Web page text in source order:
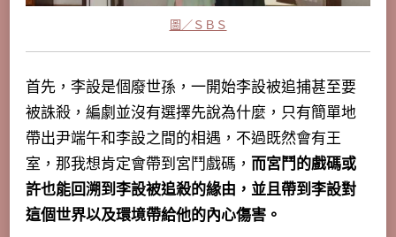
圖／ＳＢＳ
首先，李設是個廢世孫，一開始李設被追捕甚至要
被誅殺，編劇並沒有選擇先說為什麼，只有簡單地
帶出尹端午和李設之間的相遇，不過既然會有王
室，那我想肯定會帶到宮鬥戲碼， 而宮鬥的戲碼或
許也能回溯到李設被追殺的緣由，並且帶到李設對
這個世界以及環境帶給他的內心傷害。